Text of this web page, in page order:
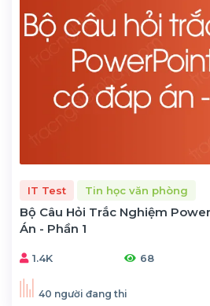
IT Test Tin học văn phòng
Bộ Câu Hỏi Trắc Nghiệm
Án - Phần 1
1.4K 68
40 người đang thi